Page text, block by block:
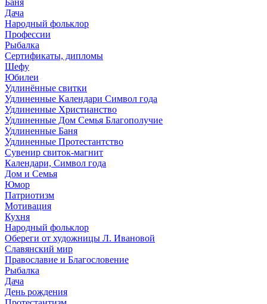
Баня
Дача
Народный фольклор
Профессии
Рыбалка
Сертификаты, дипломы
Шефу
Юбилеи
Удлинённые свитки
Удлиненные Календари Символ года
Удлиненные Христианство
Удлиненные Дом Семья Благополучие
Удлиненные Баня
Удлиненные Протестантство
Сувенир свиток-магнит
Календари, Символ года
Дом и Семья
Юмор
Патриотизм
Мотивация
Кухня
Народный фольклор
Обереги от художницы Л. Ивановой
Славянский мир
Православие и Благословение
Рыбалка
Дача
День рождения